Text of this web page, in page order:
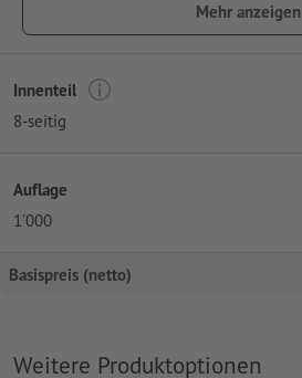
Mehr anzeigen
Innenteil
8-seitig
Auflage
1'000
Basispreis (netto)
Weitere Produktoptionen